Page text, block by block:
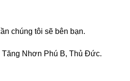
chúng tôi sẽ bên bạn.
Nhơn Phú B, Thủ Đức.